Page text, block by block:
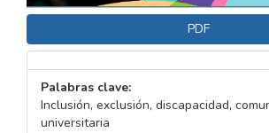
PDF
Palabras clave:
Inclusión, exclusión, discapacidad,
universitaria